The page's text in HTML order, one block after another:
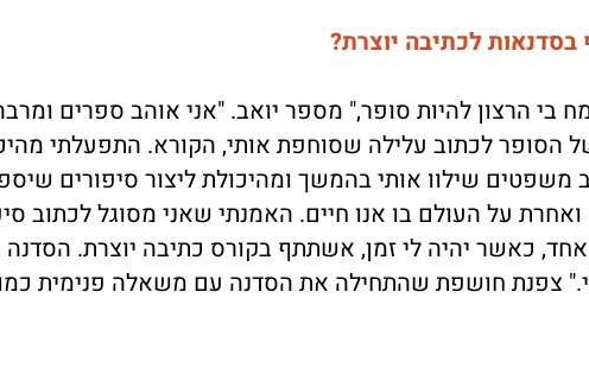
לכתיבה יוצרת?
בי הרצון להיות סופר," מספר יואב. "אני אוהב ספרים
הסופר לכתוב עלילה שסוחפת אותי, הקורא. התפעלתי
שילוו אותי בהמשך ומהיכולת ליצור סיפורים
על העולם בו אנו חיים. האמנתי שאני מסוגל לכתוב
כאשר יהיה לי זמן, אשתתף בקורס כתיבה יוצרת. הסדנה
צפנת חושפת שהתחילה את הסדנה עם משאלה פנימית